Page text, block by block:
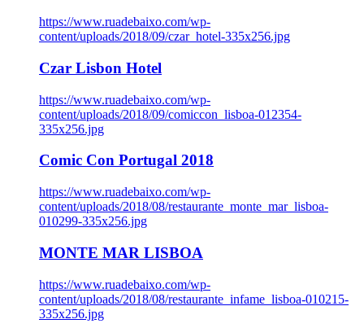
https://www.ruadebaixo.com/wp-
content/uploads/2018/09/czar_hotel-335x256.jpg
Czar Lisbon Hotel
https://www.ruadebaixo.com/wp-
content/uploads/2018/09/comiccon_lisboa-012354-
335x256.jpg
Comic Con Portugal 2018
https://www.ruadebaixo.com/wp-
content/uploads/2018/08/restaurante_monte_mar_lisboa-
010299-335x256.jpg
MONTE MAR LISBOA
https://www.ruadebaixo.com/wp-
content/uploads/2018/08/restaurante_infame_lisboa-010215-
335x256.jpg